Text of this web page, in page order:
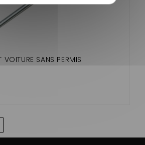
VOITURE SANS PERMIS